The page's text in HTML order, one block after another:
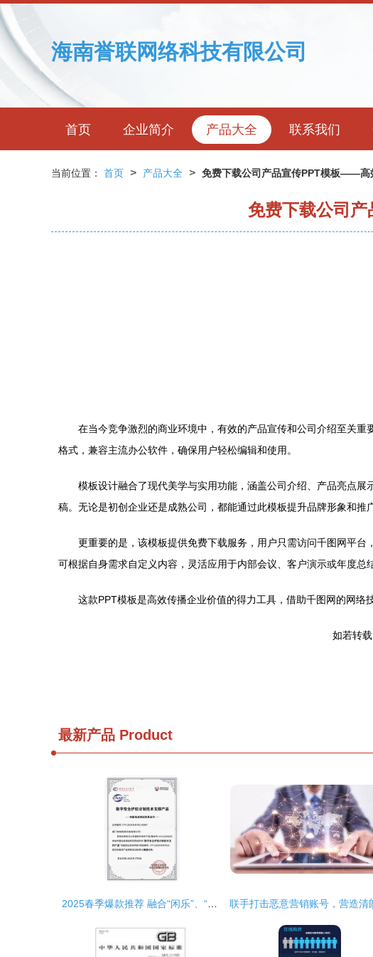
海南誉联网络科技有限公司
首页 企业简介 产品大全 联系我们
当前位置： 首页 > 产品大全 > 免费下载公司产品宣传PPT模板——高
免费下载公司
在当今竞争激烈的商业环境中，有效的产品宣传和公司介绍至关
格式，兼容主流办公软件，确保用户轻松编辑和使用。
模板设计融合了现代美学与实用功能，涵盖公司介绍、产品亮点
稿。无论是初创企业还是成熟公司，都能通过此模板提升品牌形象和推
更重要的是，该模板提供免费下载服务，用户只需访问千图网平
可根据自身需求自定义内容，灵活应用于内部会议、客户演示或年度总
这款PPT模板是高效传播企业价值的得力工具，借助千图网的网络
如若转
最新产品 Product